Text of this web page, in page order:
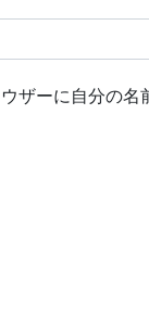
ザーに自分の名